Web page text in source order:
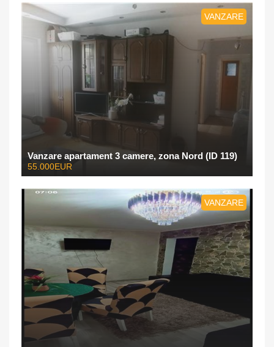
VANZARE
Vanzare apartament 3 camere, zona Nord (ID 119)
55.000EUR
VANZARE